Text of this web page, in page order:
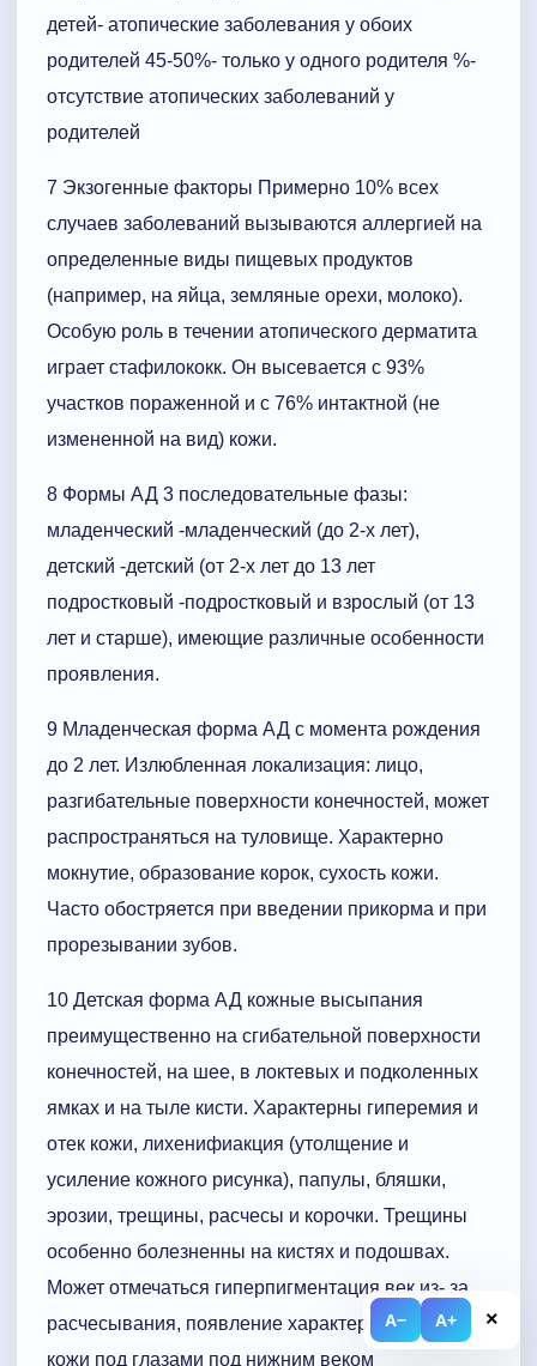
A− A+ ×
детей- атопические заболевания у обоих
родителей 45-50%- только у одного родителя %-
отсутствие атопических заболеваний у
родителей
7 Экзогенные факторы Примерно 10% всех
случаев заболеваний вызываются аллергией на
определенные виды пищевых продуктов
(например, на яйца, земляные орехи, молоко).
Особую роль в течении атопического дерматита
играет стафилококк. Он высевается с 93%
участков пораженной и с 76% интактной (не
измененной на вид) кожи.
8 Формы АД 3 последовательные фазы:
младенческий -младенческий (до 2-х лет),
детский -детский (от 2-х лет до 13 лет
подростковый -подростковый и взрослый (от 13
лет и старше), имеющие различные особенности
проявления.
9 Младенческая форма АД с момента рождения
до 2 лет. Излюбленная локализация: лицо,
разгибательные поверхности конечностей, может
распространяться на туловище. Характерно
мокнутие, образование корок, сухость кожи.
Часто обостряется при введении прикорма и при
прорезывании зубов.
10 Детская форма АД кожные высыпания
преимущественно на сгибательной поверхности
конечностей, на шее, в локтевых и подколенных
ямках и на тыле кисти. Характерны гиперемия и
отек кожи, лихенифиакция (утолщение и
усиление кожного рисунка), папулы, бляшки,
эрозии, трещины, расчесы и корочки. Трещины
особенно болезненны на кистях и подошвах.
Может отмечаться гиперпигментация век из- за
расчесывания, появление характерной складки
кожи под глазами под нижним веком